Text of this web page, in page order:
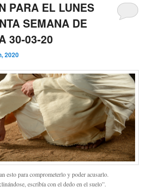
PARA EL LUNES
SEMANA DE
30-03-20
2020
esto para comprometerlo y poder acusarlo.
escribía con el dedo en el suelo”.